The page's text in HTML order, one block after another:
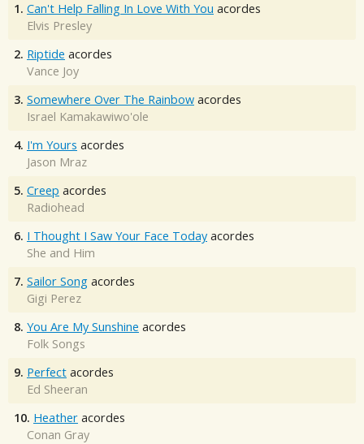
1. Can't Help Falling In Love With You acordes
Elvis Presley
2. Riptide acordes
Vance Joy
3. Somewhere Over The Rainbow acordes
Israel Kamakawiwo'ole
4. I'm Yours acordes
Jason Mraz
5. Creep acordes
Radiohead
6. I Thought I Saw Your Face Today acordes
She and Him
7. Sailor Song acordes
Gigi Perez
8. You Are My Sunshine acordes
Folk Songs
9. Perfect acordes
Ed Sheeran
10. Heather acordes
Conan Gray